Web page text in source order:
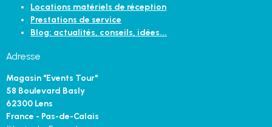
Locations matériels de réception
Prestations de service
Blog: actualités, conseils, idées...
Adresse
Magasin "Events Tour"
58 Boulevard Basly
62300 Lens
France - Pas-de-Calais